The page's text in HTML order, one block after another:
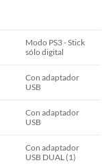
Modo PS3 - Stick
sólo digital
Con adaptador
USB
Con adaptador
USB
Con adaptador
USB DUAL (1)